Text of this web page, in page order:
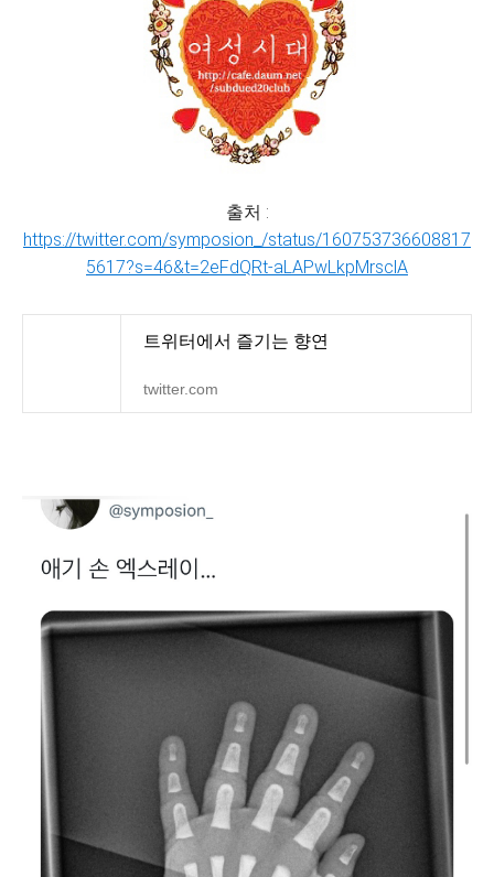
출처 :
https://twitter.com/symposion_/status/160753736608817
5617?s=46&t=2eFdQRt-aLAPwLkpMrsclA
트위터에서 즐기는 향연
twitter.com